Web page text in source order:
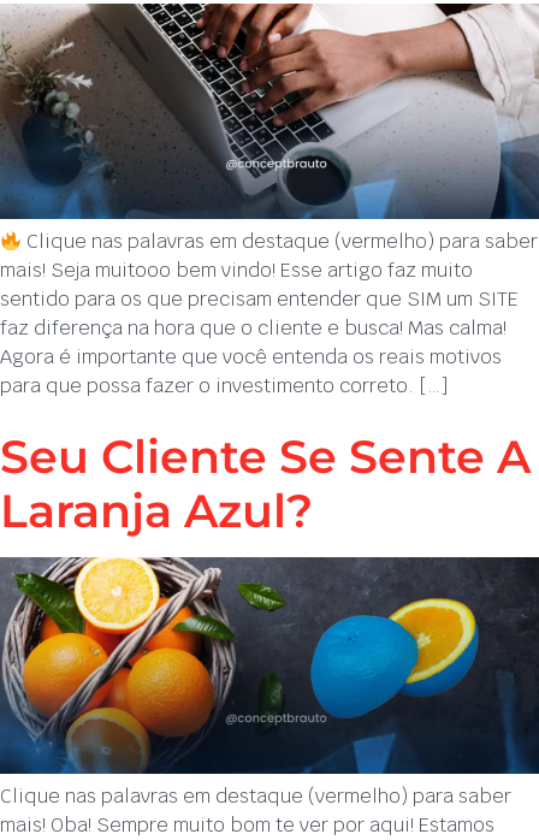
Clique nas palavras em destaque (vermelho) para saber
mais! Seja muitooo bem vindo! Esse artigo faz muito
sentido para os que precisam entender que SIM um SITE
faz diferença na hora que o cliente e busca! Mas calma!
Agora é importante que você entenda os reais motivos
para que possa fazer o investimento correto. […]
Seu Cliente Se Sente A
Laranja Azul?
Clique nas palavras em destaque (vermelho) para saber
mais! Oba! Sempre muito bom te ver por aqui! Estamos